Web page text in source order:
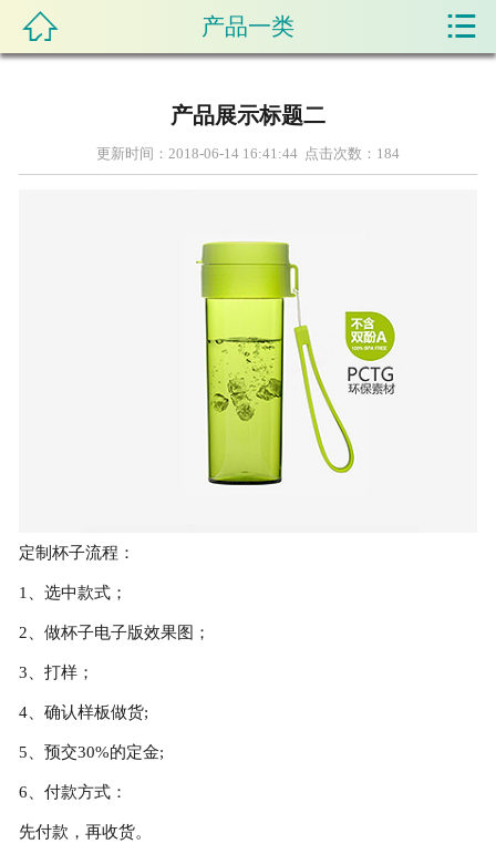
产品展示
科普知识
在线留言
联系我们
 产品一类 
产品展示标题二
更新时间：2018-06-14 16:41:44 点击次数： 184
定制杯子流程：
1、选中款式；
2、做杯子电子版效果图；
3、打样；
4、确认样板做货;
5、预交30%的定金;
6、付款方式：
先付款，再收货。